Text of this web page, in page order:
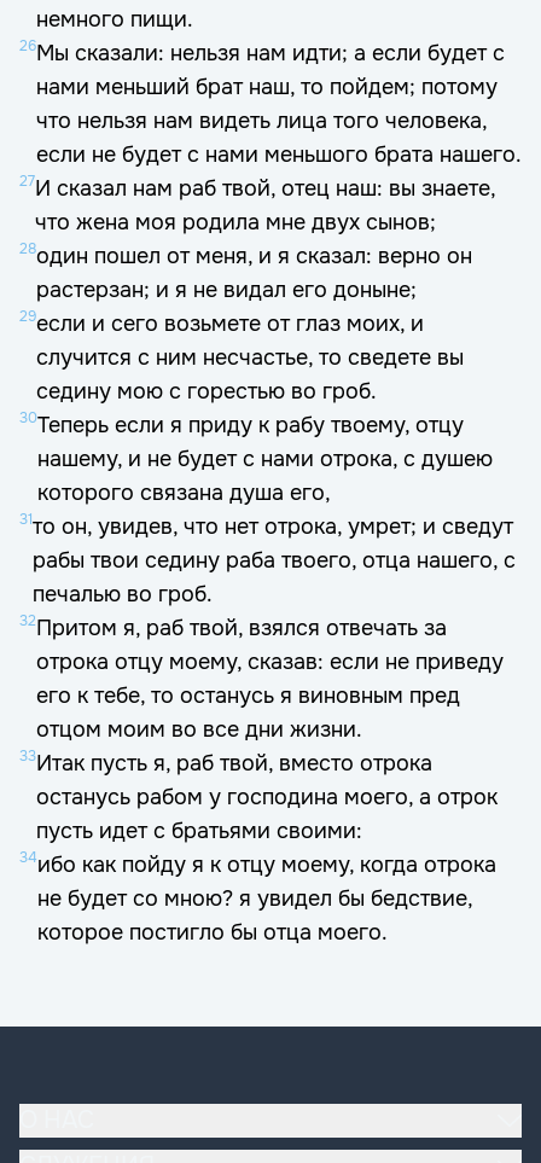
немного пищи.
26Мы сказали: нельзя нам идти; а если будет с
нами меньший брат наш, то пойдем; потому
что нельзя нам видеть лица того человека,
если не будет с нами меньшого брата нашего.
27И сказал нам раб твой, отец наш: вы знаете,
что жена моя родила мне двух сынов;
28один пошел от меня, и я сказал: верно он
растерзан; и я не видал его доныне;
29если и сего возьмете от глаз моих, и
случится с ним несчастье, то сведете вы
седину мою с горестью во гроб.
30Теперь если я приду к рабу твоему, отцу
нашему, и не будет с нами отрока, с душею
которого связана душа его,
31то он, увидев, что нет отрока, умрет; и сведут
рабы твои седину раба твоего, отца нашего, с
печалью во гроб.
32Притом я, раб твой, взялся отвечать за
отрока отцу моему, сказав: если не приведу
его к тебе, то останусь я виновным пред
отцом моим во все дни жизни.
33Итак пусть я, раб твой, вместо отрока
останусь рабом у господина моего, а отрок
пусть идет с братьями своими:
34ибо как пойду я к отцу моему, когда отрока
не будет со мною? я увидел бы бедствие,
которое постигло бы отца моего.